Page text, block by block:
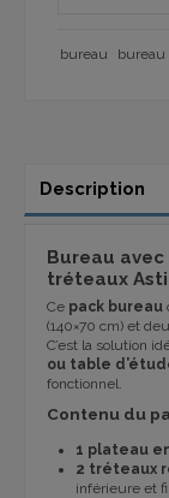
bureau bureau
Description
Bureau
tréteaux
Ce pack bureau
(140×70 cm) et
C’est la solution
ou table
fonctionnel.
Contenu du
1 plateau
2 tréteaux
inférieure et